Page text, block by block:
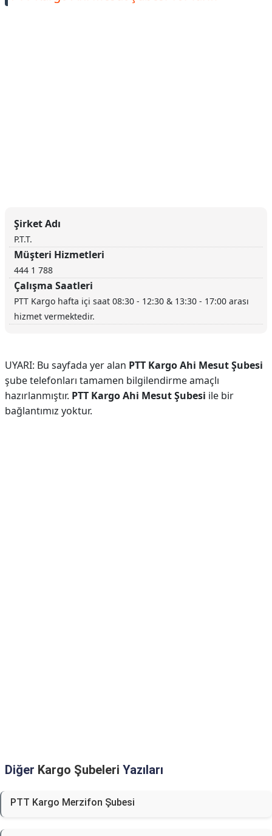
Şirket Adı
P.T.T.
Müşteri Hizmetleri
444 1 788
Çalışma Saatleri
PTT Kargo hafta içi saat 08:30 - 12:30 & 13:30 - 17:00 arası
hizmet vermektedir.
UYARI: Bu sayfada yer alan PTT Kargo Ahi Mesut Şubesi
şube telefonları tamamen bilgilendirme amaçlı
hazırlanmıştır. PTT Kargo Ahi Mesut Şubesi ile bir
bağlantımız yoktur.
Diğer Kargo Şubeleri Yazıları
PTT Kargo Merzifon Şubesi